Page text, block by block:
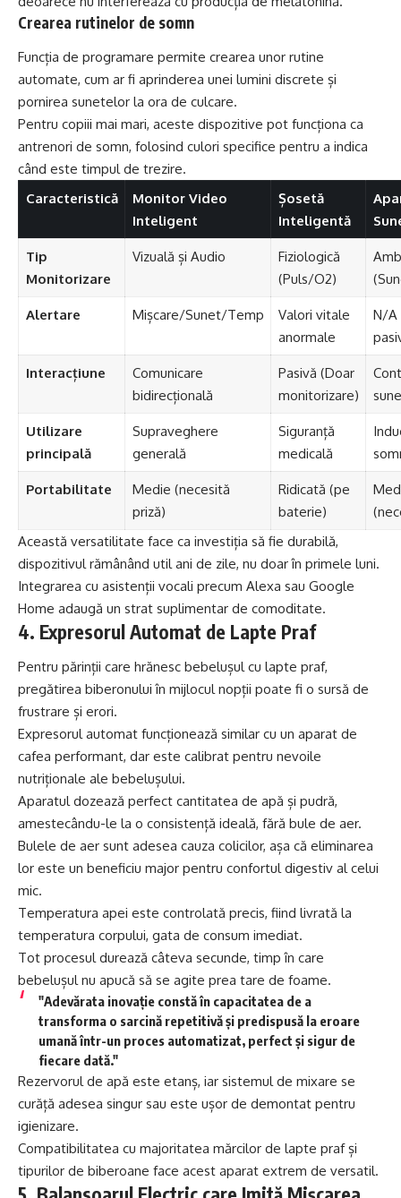
Crearea rutinelor de somn
Funcția de programare permite crearea unor rutine
automate, cum ar fi aprinderea unei lumini discrete și
pornirea sunetelor la ora de culcare.
Pentru copiii mai mari, aceste dispozitive pot funcționa ca
antrenori de somn, folosind culori specifice pentru a indica
când este timpul de trezire.
Caracteristică
Monitor Video
Inteligent
Șosetă
Inteligentă
Tip
Monitorizare
Vizuală și Audio
Fiziologică
(Puls/O2)
Alertare Mișcare/Sunet/Temp
Valori vitale
anormale
N/A
Interacțiune
Comunicare
bidirecțională
Pasivă (Doar
monitorizare)
Utilizare
principală
Supraveghere
generală
Siguranță
medicală
Portabilitate
Medie (necesită
priză)
Ridicată (pe
baterie)
Această versatilitate face ca investiția să fie durabilă,
dispozitivul rămânând util ani de zile, nu doar în primele luni.
Integrarea cu asistenții vocali precum Alexa sau Google
Home adaugă un strat suplimentar de comoditate.
4. Expresorul Automat de Lapte Praf
Pentru părinții care hrănesc bebelușul cu lapte praf,
pregătirea biberonului în mijlocul nopții poate fi o sursă de
frustrare și erori.
Expresorul automat funcționează similar cu un aparat de
cafea performant, dar este calibrat pentru nevoile
nutriționale ale bebelușului.
Aparatul dozează perfect cantitatea de apă și pudră,
amestecându-le la o consistență ideală, fără bule de aer.
Bulele de aer sunt adesea cauza colicilor, așa că eliminarea
lor este un beneficiu major pentru confortul digestiv al celui
mic.
Temperatura apei este controlată precis, fiind livrată la
temperatura corpului, gata de consum imediat.
Tot procesul durează câteva secunde, timp în care
bebelușul nu apucă să se agite prea tare de foame.
"Adevărata inovație constă în capacitatea de a
transforma o sarcină repetitivă și predispusă la eroare
umană într-un proces automatizat, perfect și sigur de
fiecare dată."
Rezervorul de apă este etanș, iar sistemul de mixare se
curăță adesea singur sau este ușor de demontat pentru
igienizare.
Compatibilitatea cu majoritatea mărcilor de lapte praf și
tipurilor de biberoane face acest aparat extrem de versatil.